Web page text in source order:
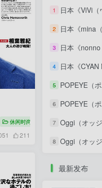
休闲时尚 Safari（サファリ）
211
1 日本《ViVi（ヴィヴィ）
2 日本《mina（ミーナ）》
3 日本《nonno（ノンノ）》
4 日本《CYAN MAN（シアンマ
5 POPEYE（
6 POPEYE（
7 Oggi（オッ
8 Oggi（オッ
最新发布